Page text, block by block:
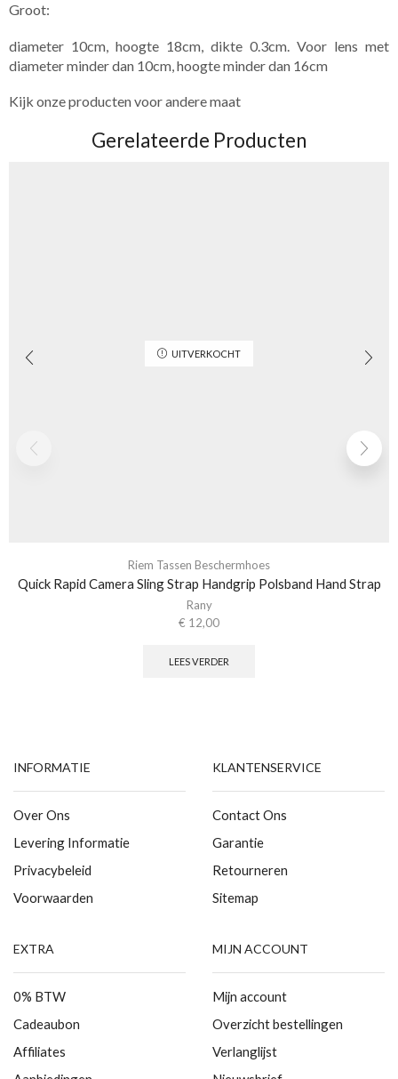
Groot:
diameter 10cm, hoogte 18cm, dikte 0.3cm. Voor lens met
diameter minder dan 10cm, hoogte minder dan 16cm
Kijk onze producten voor andere maat
Gerelateerde Producten
UITVERKOCHT
Riem Tassen Beschermhoes
Quick Rapid Camera Sling Strap Handgrip Polsband Hand Strap
Rany
€ 12,00
LEES VERDER
INFORMATIE
Over Ons
Levering Informatie
Privacybeleid
Voorwaarden
KLANTENSERVICE
Contact Ons
Garantie
Retourneren
Sitemap
EXTRA
0% BTW
Cadeaubon
Affiliates
MIJN ACCOUNT
Mijn account
Overzicht bestellingen
Verlanglijst